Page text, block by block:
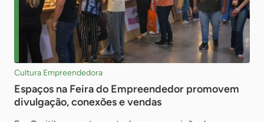
Cultura Empreendedora
Espaços na Feira do Empreendedor promovem
divulgação, conexões e vendas